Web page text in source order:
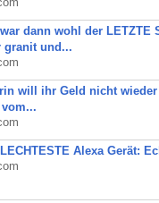
dann wohl der LETZTE
granit und...
will ihr Geld nicht wieder
Alexa Gerät: